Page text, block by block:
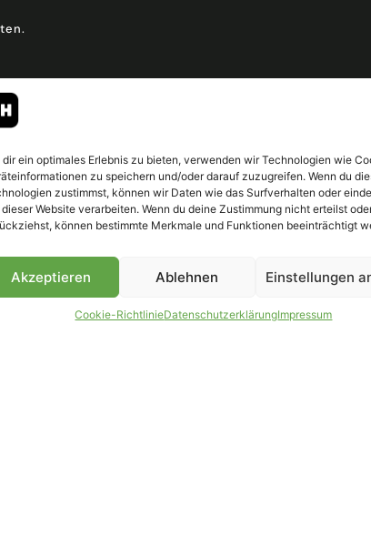
dir ein optimales Erlebnis zu bieten, verwenden wir Technologien wie
zu speichern und/oder darauf zuzugreifen. Wenn du
zustimmst, können wir Daten wie das Surfverhalten oder
Website verarbeiten. Wenn du deine Zustimmung nicht erteilst
können bestimmte Merkmale und Funktionen beeinträchtigt
Akzeptieren Ablehnen Einstellungen
Cookie-RichtlinieDatenschutzerklärungImpressum